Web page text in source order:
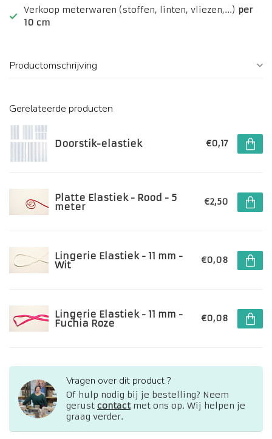
Verkoop meterwaren (stoffen, linten, vliezen,...) per
10 cm
Productomschrijving
Gerelateerde producten
Doorstik-elastiek €0,17
Platte Elastiek - Rood - 5
meter €2,50
Lingerie Elastiek - 11 mm -
Wit €0,08
Lingerie Elastiek - 11 mm -
Fuchia Roze €0,08
Vragen over dit product ?
Of hulp nodig bij je bestelling? Neem
gerust contactmet ons op. Wij helpen je
graag verder.